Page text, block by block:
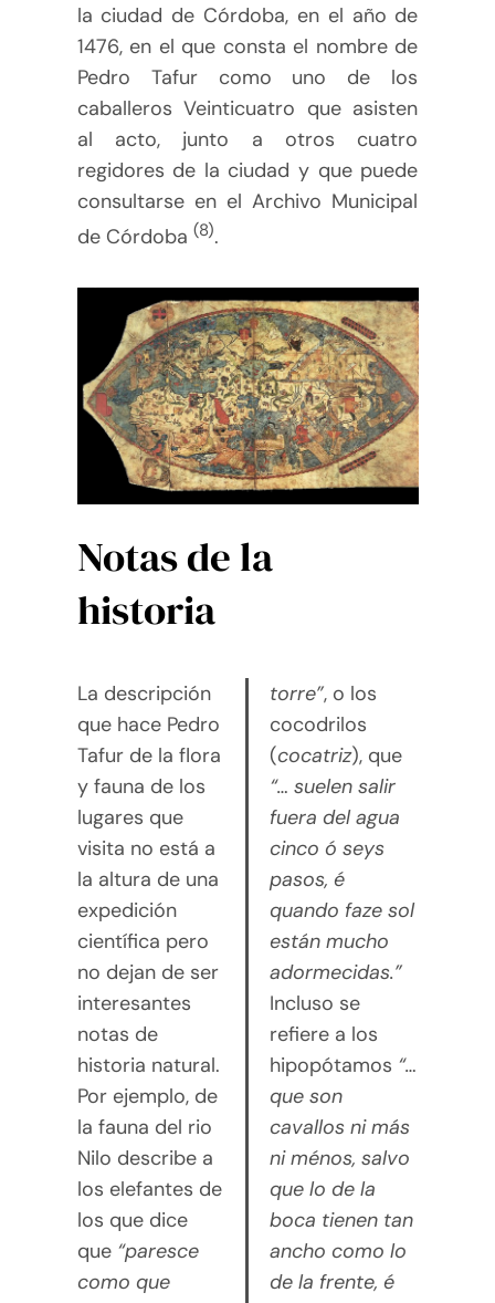
la ciudad de Córdoba, en el año de
1476, en el que consta el nombre de
Pedro Tafur como uno de los
caballeros Veinticuatro que asisten
al acto, junto a otros cuatro
regidores de la ciudad y que puede
consultarse en el Archivo Municipal
de Córdoba (8).
Notas de la
historia
La descripción
que hace Pedro
Tafur de la flora
y fauna de los
lugares que
visita no está a
la altura de una
expedición
científica pero
no dejan de ser
interesantes
notas de
historia natural.
Por ejemplo, de
la fauna del rio
Nilo describe a
los elefantes de
los que dice
que “paresce
como que
torre”, o los
cocodrilos
(cocatriz), que
“… suelen salir
fuera del agua
cinco ó seys
pasos, é
quando faze sol
están mucho
adormecidas.”
Incluso se
refiere a los
hipopótamos “…
que son
cavallos ni más
ni ménos, salvo
que lo de la
boca tienen tan
ancho como lo
de la frente, é